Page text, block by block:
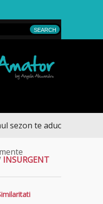
te aduce la DIVA
INSURGENT